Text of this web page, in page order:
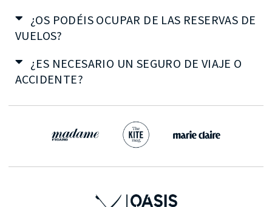
¿OS PODÉIS OCUPAR DE LAS RESERVAS DE
VUELOS?
¿ES NECESARIO UN SEGURO DE VIAJE O
ACCIDENTE?